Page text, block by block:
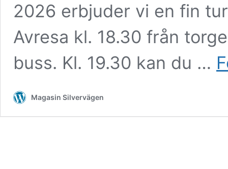
2026 erbjuder vi en fin
Avresa kl. 18.30 från
buss. Kl. 19.30 kan du …
Magasin Silvervägen